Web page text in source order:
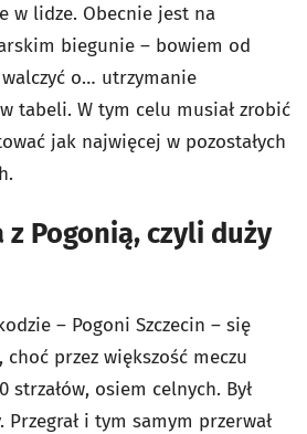
w lidze. Obecnie jest na
biegunie – bowiem od
o… utrzymanie
tabeli. W tym celu musiał zrobić
jak najwięcej w pozostałych
z Pogonią, czyli duży
– Pogoni Szczecin – się
choć przez większość meczu
strzałów, osiem celnych. Był
i tym samym przerwał